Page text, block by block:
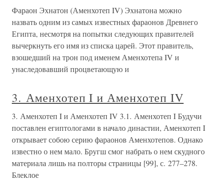
Фараон Эхнатон (Аменхотеп IV) Эхнатона можно
назвать одним из самых известных фараонов Древнего
Египта, несмотря на попытки следующих правителей
вычеркнуть его имя из списка царей. Этот правитель,
взошедший на трон под именем Аменхотепа IV и
унаследовавший процветающую и
3. Аменхотеп I и Аменхотеп IV
3. Аменхотеп I и Аменхотеп IV 3.1. Аменхотеп I Будучи
поставлен египтологами в начало династии, Аменхотеп I
открывает собою серию фараонов Аменхотепов. Однако
известно о нем мало. Бругш смог набрать о нем скудного
материала лишь на полторы страницы [99], с. 277–278.
Блеклое